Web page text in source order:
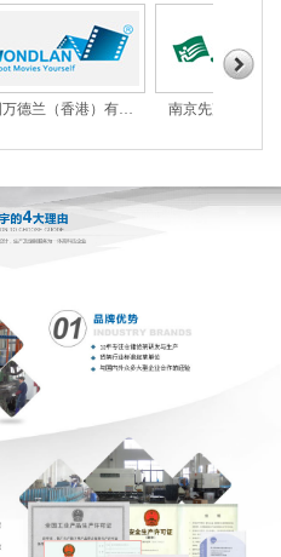
美国万德兰（香港）有限公司 南京先声药业有限公司